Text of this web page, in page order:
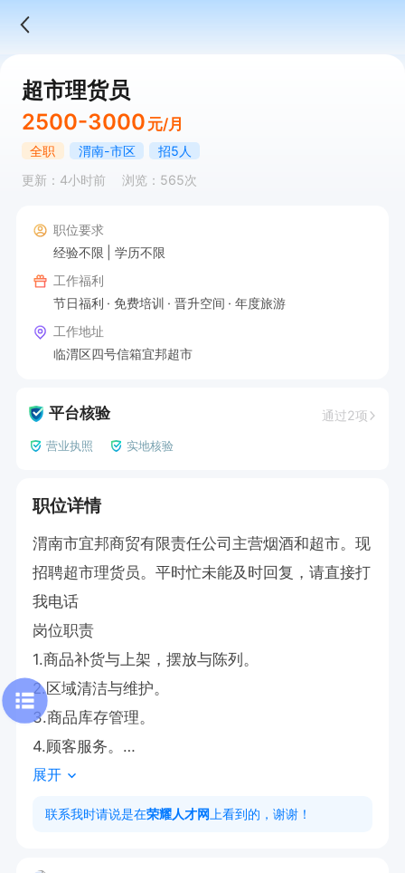
超市理货员
2500-3000 元/月
全职 渭南-市区
招5人
更新：4小时前
浏览：565次
职位要求
经验不限
学历不限
工作福利
节日福利
免费培训 晋升空间
年度旅游
工作地址
临渭区四号信箱宜邦超市
平台核验 通过2项
营业执照 实地核验
职位详情
渭南市宜邦商贸有限责任公司主营烟酒和超市。现
招聘超市理货员。平时忙未能及时回复，请直接打
我电话
岗位职责
1.商品补货与上架，摆放与陈列。
2.区域清洁与维护。
3.商品库存管理。
4.顾客服务。
岗位要求
吃苦耐劳，具有良好的责任心和团队意识，年龄4
展开
联系我时请说是在荣耀人才网 上看到的，谢谢！